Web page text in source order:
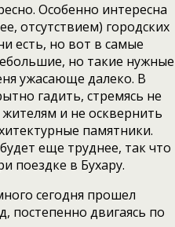
Особенно интересна
отсутствием) городских
есть, но вот в самые
но такие нужные
ужасающе далеко. В
гадить, стремясь не
и не осквернить
памятники.
еще труднее, так что
поездке в Бухару.
сегодня прошел
постепенно двигаясь по